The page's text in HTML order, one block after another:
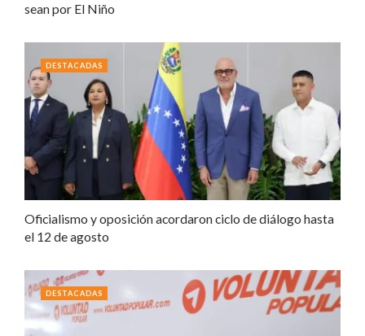
sean por El Niño
Oficialismo y oposición acordaron ciclo de diálogo hasta
el 12 de agosto
DESTACADAS
DESTACADAS